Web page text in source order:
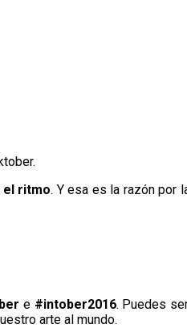
el ritmo. Y esa es la razón por
e #intober2016. Puedes
arte al mundo.